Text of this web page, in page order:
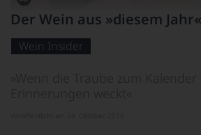
Dieses
Bild
mithilfe
von
Der Wein aus »diesem
Wein Insider